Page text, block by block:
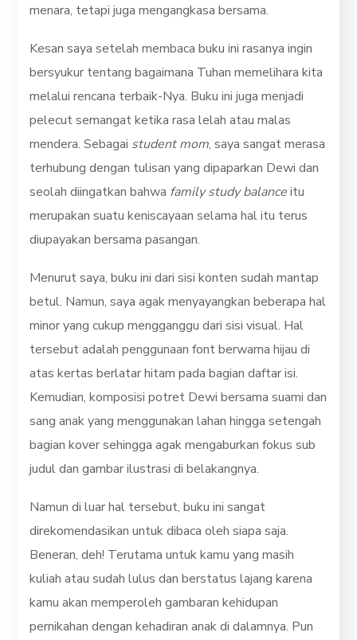
menara, tetapi juga mengangkasa bersama.
Kesan saya setelah membaca buku ini rasanya ingin
bersyukur tentang bagaimana Tuhan memelihara kita
melalui rencana terbaik-Nya. Buku ini juga menjadi
pelecut semangat ketika rasa lelah atau malas
mendera. Sebagai student mom, saya sangat merasa
terhubung dengan tulisan yang dipaparkan Dewi dan
seolah diingatkan bahwa family study balanceitu
merupakan suatu keniscayaan selama hal itu terus
diupayakan bersama pasangan.
Menurut saya, buku ini dari sisi konten sudah mantap
betul. Namun, saya agak menyayangkan beberapa hal
minor yang cukup mengganggu dari sisi visual. Hal
tersebut adalah penggunaan font berwarna hijau di
atas kertas berlatar hitam pada bagian daftar isi.
Kemudian, komposisi potret Dewi bersama suami dan
sang anak yang menggunakan lahan hingga setengah
bagian kover sehingga agak mengaburkan fokus sub
judul dan gambar ilustrasi di belakangnya.
Namun di luar hal tersebut, buku ini sangat
direkomendasikan untuk dibaca oleh siapa saja.
Beneran, deh! Terutama untuk kamu yang masih
kuliah atau sudah lulus dan berstatus lajang karena
kamu akan memperoleh gambaran kehidupan
pernikahan dengan kehadiran anak di dalamnya. Pun